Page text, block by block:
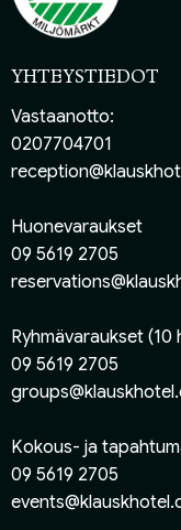
YHTEYSTIEDOT
Vastaanotto:
0207704701
Huonevaraukset
09 5619 2705
Ryhmävaraukset
09 5619 2705
Kokous- ja
09 5619 2705